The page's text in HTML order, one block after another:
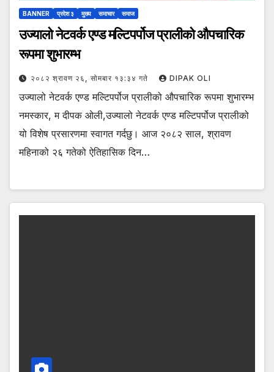
BANNER प्रदेश ३ मुख्य समाचार समाज
उज्यालो नेटवर्क एण्ड मल्टिपर्पोज प्रालीको औपचारिक
रूपमा शुभारम्भ
२०८२ श्रावण २६, सोमबार १३:३४ गते DIPAK OLI
उज्यालो नेटवर्क एण्ड मल्टिपर्पोज प्रालीको औपचारिक रूपमा शुभारम्भ
नमस्कार, म दीपक ओली,उज्यालो नेटवर्क एण्ड मल्टिपर्पोज प्रालीको
यो विशेष प्रसारणमा स्वागत गर्दछु। आज २०८२ साल, श्रावण
महिनाको २६ गतेको ऐतिहासिक दिन…